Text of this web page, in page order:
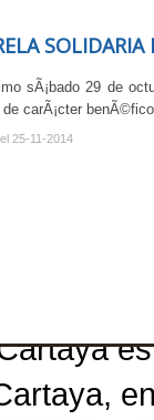
sÃ¡bado 29 de
de carÃ¡cter
25-11-2014